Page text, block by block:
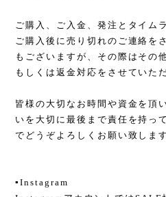
ご購入、ご入金、発注とタイム
ご購入後に売り切れのご連絡を
もございますが、その際はその
もしくは返金対応をさせていた
皆様の大切なお時間や資金を頂
いを大切に最後まで責任を持っ
でどうぞよろしくお願い致します
▪︎Instagram